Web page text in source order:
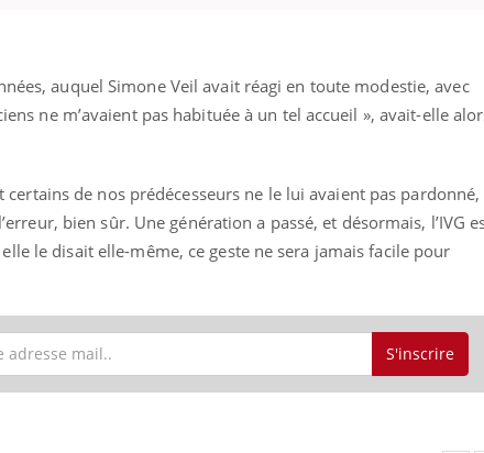
auquel Simone Veil avait réagi en toute modestie, avec
ne m’avaient pas habituée à un tel accueil », avait-elle
de nos prédécesseurs ne le lui avaient pas pardonné,
bien sûr. Une génération a passé, et désormais, l’IVG
le disait elle-même, ce geste ne sera jamais facile pour
S'inscrire